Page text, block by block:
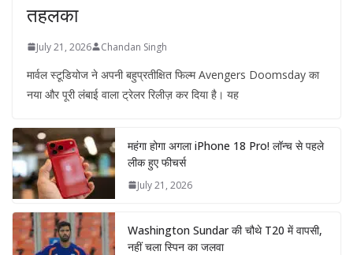
तहलका
July 21, 2026 Chandan Singh
मार्वल स्टूडियोज ने अपनी बहुप्रतीक्षित फिल्म Avengers Doomsday का
नया और पूरी लंबाई वाला ट्रेलर रिलीज़ कर दिया है। यह
महंगा होगा अगला iPhone 18 Pro! लॉन्च से पहले
लीक हुए फीचर्स
July 21, 2026
Washington Sundar की चौथे T20 में वापसी,
नहीं चला स्पिन का जलवा